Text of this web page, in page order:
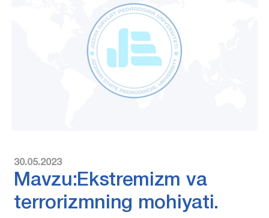
30.05.2023
Mavzu:Ekstremizm va
terrorizmning mohiyati.